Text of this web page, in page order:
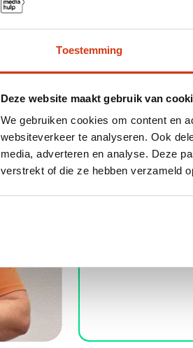
Toestemming
Deze website maakt gebruik van
We gebruiken cookies om content en
websiteverkeer te analyseren. Ook
media, adverteren en analyse. Deze
verstrekt of die ze hebben verzameld
Bram Van
“Een hele
stevig gevuld